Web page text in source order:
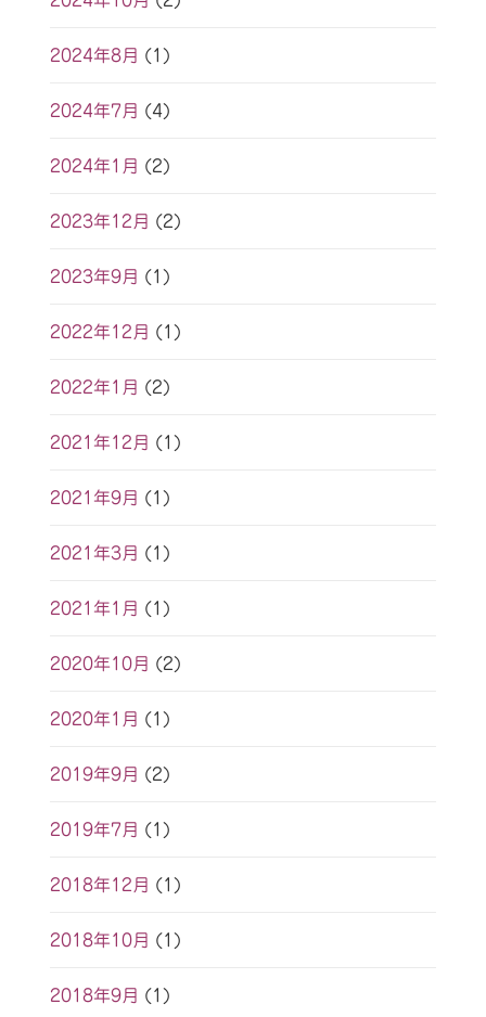
2024年8月 (1)
2024年7月 (4)
2024年1月 (2)
2023年12月 (2)
2023年9月 (1)
2022年12月 (1)
2022年1月 (2)
2021年12月 (1)
2021年9月 (1)
2021年3月 (1)
2021年1月 (1)
2020年10月 (2)
2020年1月 (1)
2019年9月 (2)
2019年7月 (1)
2018年12月 (1)
2018年10月 (1)
2018年9月 (1)